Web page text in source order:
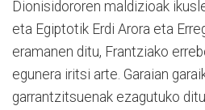
Dionisidororen maldizioak
eta Egiptotik Erdi Arora eta
eramanen ditu, Frantziako
egunera iritsi arte. Garaian
garrantzitsuenak ezagutuko